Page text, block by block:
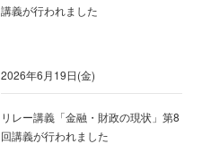
講義が行われました
2026年6月19日(金)
リレー講義「金融・財政の現状」第8
回講義が行われました